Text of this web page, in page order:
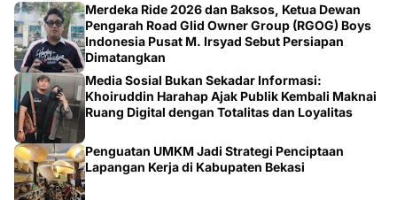
Merdeka Ride 2026 dan Baksos, Ketua Dewan
Pengarah Road Glid Owner Group (RGOG) Boys
Indonesia Pusat M. Irsyad Sebut Persiapan
Dimatangkan
Media Sosial Bukan Sekadar Informasi:
Khoiruddin Harahap Ajak Publik Kembali Maknai
Ruang Digital dengan Totalitas dan Loyalitas
Penguatan UMKM Jadi Strategi Penciptaan
Lapangan Kerja di Kabupaten Bekasi